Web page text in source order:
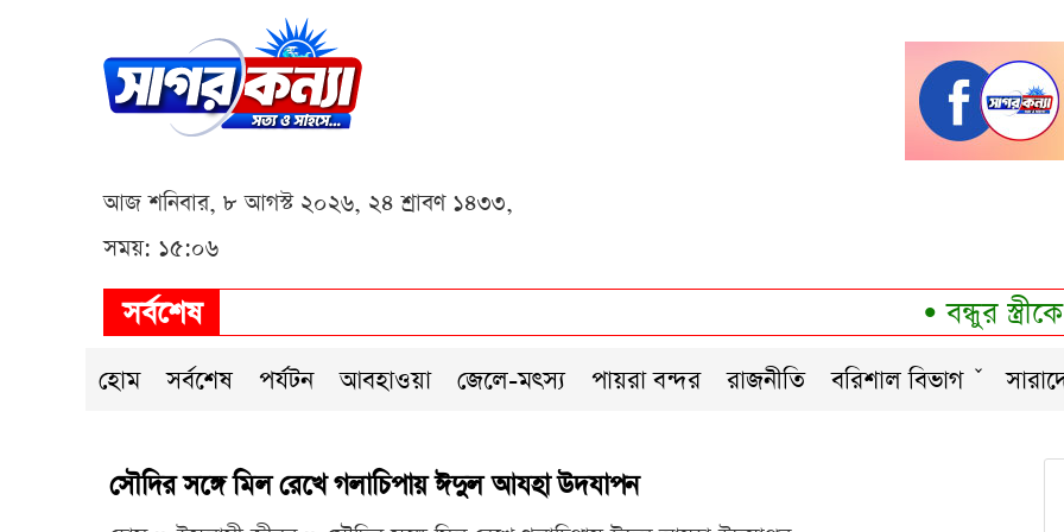
আজ শনিবার, ৮ আগস্ট ২০২৬, ২৪ শ্রাবণ ১৪৩৩,
সময়: ১৫:০৬
সর্বশেষ বন্ধুর
হোম সর্বশেষ পর্যটন আবহাওয়া জেলে-মৎস্য পায়রা বন্দর রাজনীতি বরিশাল বিভাগ
সৌদির সঙ্গে মিল রেখে গলাচিপায় ঈদুল আযহা উদযাপন